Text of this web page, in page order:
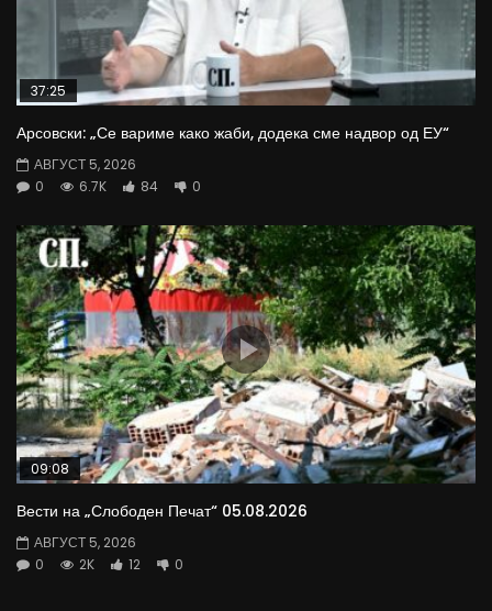
37:25
Арсовски: „Се вариме како жаби, додека сме надвор од ЕУ“
АВГУСТ 5, 2026
0
6.7K 84 0
09:08
Вести на „Слободен Печат“ 05.08.2026
АВГУСТ 5, 2026
0
2K 12 0